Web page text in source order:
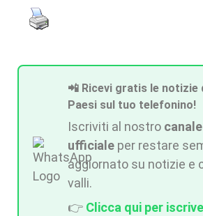
📲 Ricevi gratis le notizie
Paesi sul tuo telefonino!
Iscriviti al nostro
ufficiale per restare
aggiornato su notizie e
valli.
👉 Clicca qui per